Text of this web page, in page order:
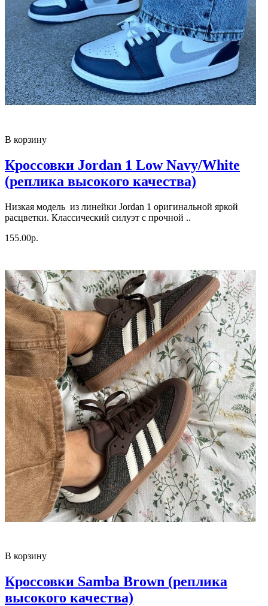
В корзину
Кроссовки Jordan 1 Low Navy/White
(реплика высокого качества)
Низкая модель из линейки Jordan 1 оригинальной яркой
расцветки. Классический силуэт с прочной ..
155.00р.
В корзину
Кроссовки Samba Brown (реплика
высокого качества)